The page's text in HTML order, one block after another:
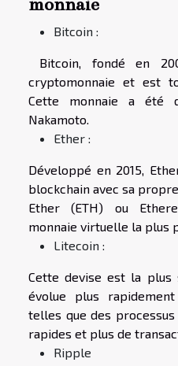
Bitcoin :
Bitcoin, fondé en
cryptomonnaie et est
Cette monnaie a été
Nakamoto.
Ether :
Développé en 2015,
blockchain avec sa
Ether (ETH) ou
monnaie virtuelle la plus
Litecoin :
Cette devise est la plus
évolue plus
telles que des
rapides et plus de
Ripple